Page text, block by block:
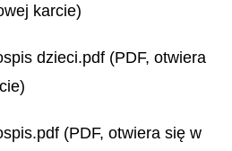
karcie)
dzieci.pdf (PDF, otwiera
(PDF, otwiera się w